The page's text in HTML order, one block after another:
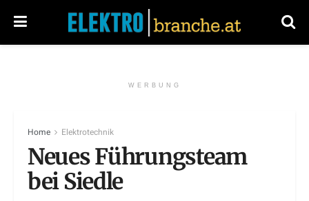
WERBUNG
Home Elektrotechnik
Neues Führungsteam
bei Siedle